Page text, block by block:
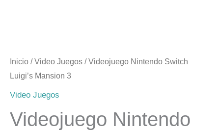
Inicio /Video Juegos / Videojuego Nintendo Switch
Luigi’s Mansion 3
Video Juegos
Videojuego Nintendo